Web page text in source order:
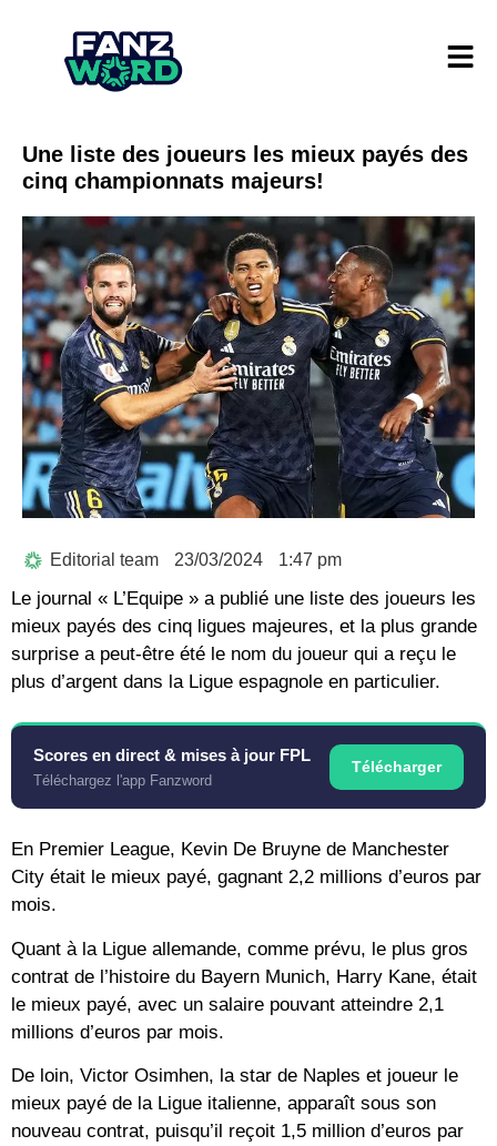
Une liste des joueurs les mieux payés des
cinq championnats majeurs!
Editorial team 23/03/2024 1:47 pm
Le journal « L’Equipe » a publié une liste des joueurs les
mieux payés des cinq ligues majeures, et la plus grande
surprise a peut-être été le nom du joueur qui a reçu le
plus d’argent dans la Ligue espagnole en particulier.
Scores en direct & mises à jour FPL
Téléchargez l'app Fanzword
Télécharger
En Premier League, Kevin De Bruyne de Manchester
City était le mieux payé, gagnant 2,2 millions d’euros par
mois.
Quant à la Ligue allemande, comme prévu, le plus gros
contrat de l’histoire du Bayern Munich, Harry Kane, était
le mieux payé, avec un salaire pouvant atteindre 2,1
millions d’euros par mois.
De loin, Victor Osimhen, la star de Naples et joueur le
mieux payé de la Ligue italienne, apparaît sous son
nouveau contrat, puisqu’il reçoit 1,5 million d’euros par